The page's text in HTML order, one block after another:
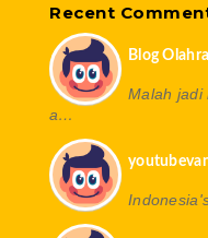
Recent
Blog
Malah jadi
a…